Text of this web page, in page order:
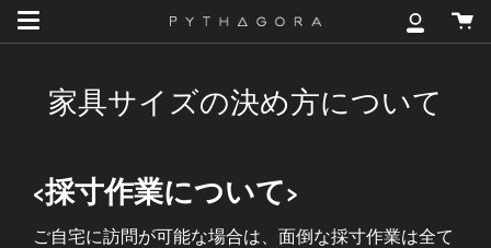
Skip
content
マ
カ
ウ
カ
ー
家具サイズの決め方について
<採寸作業について>
ご自宅に訪問が可能な場合は、面倒な採寸作業は全て